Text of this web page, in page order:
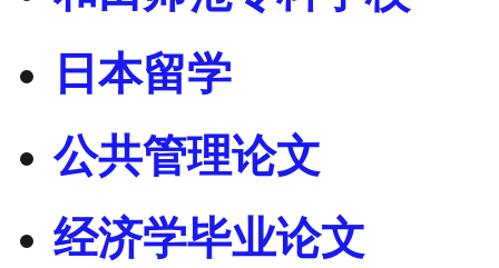
日本留学
公共管理论文
经济学毕业论文